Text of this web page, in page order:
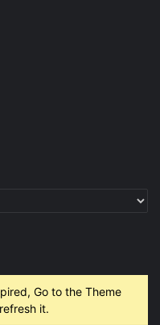
Go to the Theme
it.